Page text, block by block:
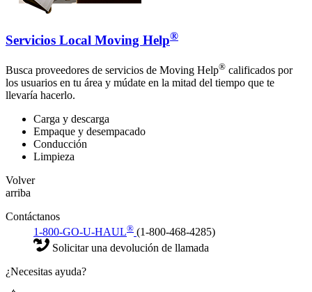
Servicios Local Moving Help®
Busca proveedores de servicios de Moving Help® calificados por
los usuarios en tu área y múdate en la mitad del tiempo que te
llevaría hacerlo.
Carga y descarga
Empaque y desempacado
Conducción
Limpieza
Volver
arriba
Contáctanos
1-800-GO-U-HAUL® (1-800-468-4285)
Solicitar una devolución de llamada
¿Necesitas ayuda?